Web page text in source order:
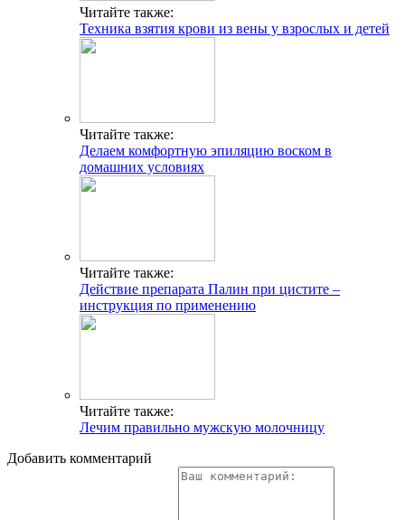
Читайте также:
Техника взятия крови из вены у взрослых и детей
Читайте также:
Делаем комфортную эпиляцию воском в
домашних условиях
Читайте также:
Действие препарата Палин при цистите –
инструкция по применению
Читайте также:
Лечим правильно мужскую молочницу
Добавить комментарий